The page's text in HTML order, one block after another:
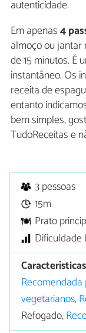
autenticidade.
Em apenas4
almoço ou
de 15 minutos. É
instantâneo. Os
receita de
entanto
bem simples,
TudoReceitas e
3 pessoas
15m
Prato
Dificuldade
vegetarianos,
Refogado,